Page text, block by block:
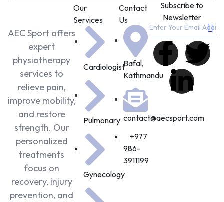
AEC Sport offers
expert
physiotherapy
services to
relieve pain,
improve mobility,
and restore
strength. Our
personalized
treatments
focus on
recovery, injury
prevention, and
Our
Services
Cardiologist
Pulmonary
Gynecology
Contact
Us
Bafal,
Kathmandu
contact@aecsport.com
+977
986-
3911199
Subscribe to
Newsletter